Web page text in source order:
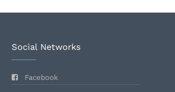
Social Networks
Facebook